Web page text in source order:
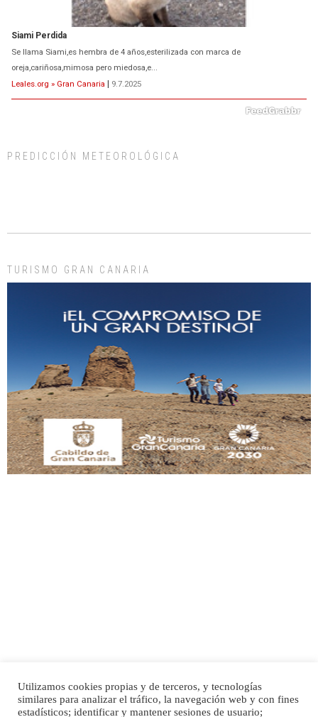
Siami Perdida
Se llama Siami,es hembra de 4 años,esterilizada con marca de
oreja,cariñosa,mimosa pero miedosa,e...
Leales.org » Gran Canaria | 9.7.2025
días, ella incluida...
Gato manso encontrado
Este gato macho ha aparecido en la calle hace menos de un mes, es muy
manso y extremadamente cari...
Leales.org » Gran Canaria | 9.7.2025
SHIBA PERDIDO AVDA JOSE MESA Y LOPEZ
PERRO MACHO RAZA SHIBA CON MICROCHIP PERDIDO HOY 06/07/2025 ZONA
PREDICCIÓN METEOROLÓGICA
TURISMO GRAN CANARIA
Utilizamos cookies propias y de terceros, y tecnologías
similares para analizar el tráfico, la navegación web y con fines
estadísticos; identificar y mantener sesiones de usuario;